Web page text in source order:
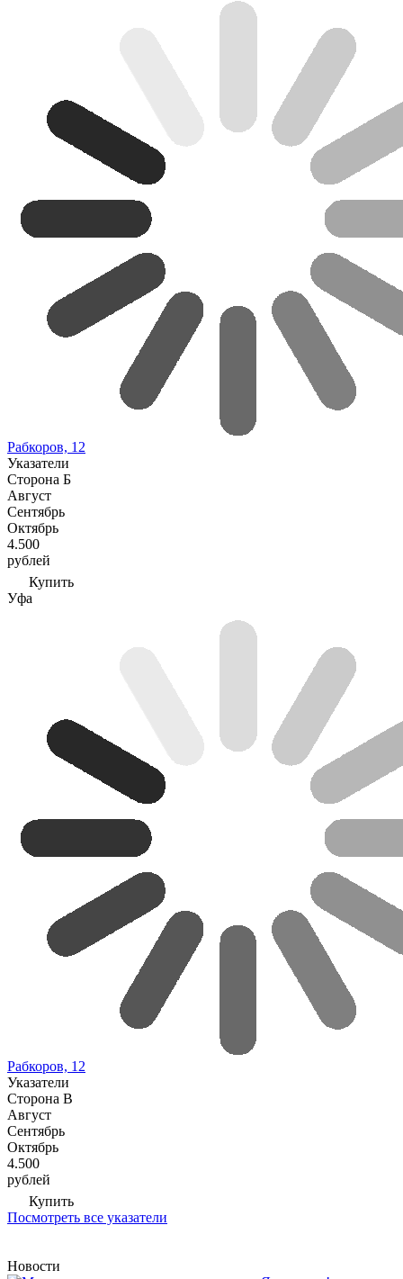
Рабкоров, 12
Указатели
Сторона Б
Август
Сентябрь
Октябрь
4.500
рублей
Купить
Уфа
Рабкоров, 12
Указатели
Сторона В
Август
Сентябрь
Октябрь
4.500
рублей
Купить
Посмотреть все указатели
Новости